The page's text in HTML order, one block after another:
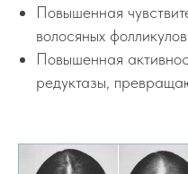
Повышенная
волосяных
Повышенная
редуктазы,